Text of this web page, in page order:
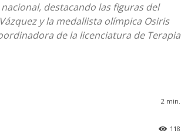
destacando las figuras del
y la medallista olímpica Osiris
de la licenciatura de Terapia
2 min.
118